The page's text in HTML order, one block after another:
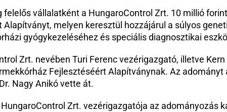
felelős vállalatként a HungaroControl Zrt. 10 millió
Alapítványt, melyen keresztül hozzájárul a súlyos
gyógykezeléséhez és speciális diagnosztikai
Zrt. nevében Turi Ferenc vezérigazgató, illetve
Fejlesztéséért Alapítványnak. Az
Nagy Anikó vette át.
HungaroControl Zrt. vezérigazgatója az adományozás